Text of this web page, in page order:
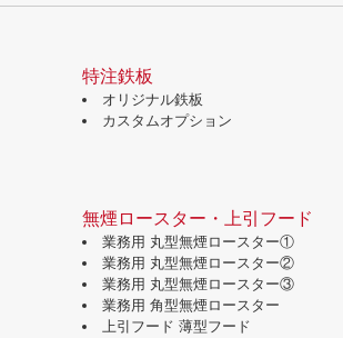
特注鉄板
オリジナル鉄板
カスタムオプション
無煙ロースター・上引フード
業務用 丸型無煙ロースター①
業務用 丸型無煙ロースター②
業務用 丸型無煙ロースター③
業務用 角型無煙ロースター
上引フード 薄型フード